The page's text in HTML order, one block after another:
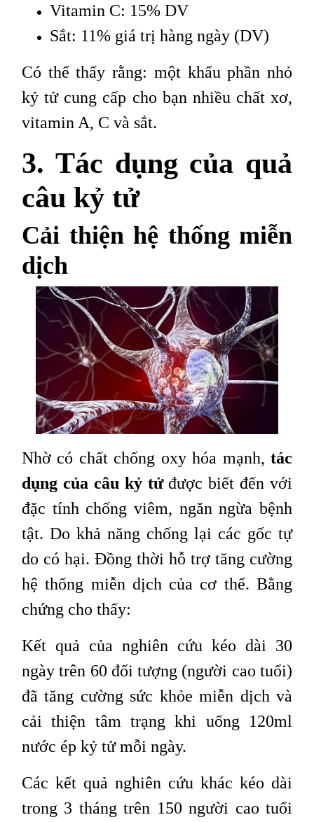
Vitamin C: 15% DV
Sắt: 11% giá trị hàng ngày (DV)
Có thể thấy rằng: một khẩu phần nhỏ
kỷ tử cung cấp cho bạn nhiều chất xơ,
vitamin A, C và sắt.
3. Tác dụng của quả
câu kỷ tử
Cải thiện hệ thống miễn
dịch
Nhờ có chất chống oxy hóa mạnh, tác
dụng của câu kỷ tửđược biết đến với
đặc tính chống viêm, ngăn ngừa bệnh
tật. Do khả năng chống lại các gốc tự
do có hại. Đồng thời hỗ trợ tăng cường
hệ thống miễn dịch của cơ thể. Bằng
chứng cho thấy:
Kết quả của nghiên cứu kéo dài 30
ngày trên 60 đối tượng (người cao tuổi)
đã tăng cường sức khỏe miễn dịch và
cải thiện tâm trạng khi uống 120ml
nước ép kỷ tử mỗi ngày.
Các kết quả nghiên cứu khác kéo dài
trong 3 tháng trên 150 người cao tuổi